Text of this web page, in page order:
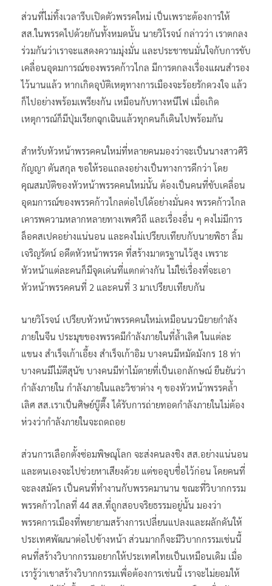
ส่วนที่ไม่ทิ้งเวลารีบเปิดตัวพรรคใหม่ เป็นเพราะต้องการให้
สส.ในพรรคไปด้วยกันทั้งหมดนั้น นายวิโรจน์ กล่าวว่า เราตกลง
ร่วมกันว่าเราจะแสดงความมุ่งมั่น และประชาชนมั่นใจกับการขับ
เคลื่อนอุดมการณ์ของพรรคก้าวไกล มีการตกลงเรื่องแผนสำรอง
ไว้นานแล้ว หากเกิดอุบัติเหตุทางการเมืองจะร้อยรักดวงใจ แล้ว
ก็ไปอย่างพร้อมเพรียงกัน เหมือนกับทางหนีไฟ เมื่อเกิด
เหตุการณ์ก็มีปุ่มเรียกฉุกเฉินแล้วทุกคนก็เดินไปพร้อมกัน
สำหรับหัวหน้าพรรคคนใหม่ที่หลายคนมองว่าจะเป็นนางสาวศิริ
กัญญา ตันสกุล ขอให้รอแถลงอย่างเป็นทางการดีกว่า โดย
คุณสมบัติของหัวหน้าพรรคคนใหม่นั้น ต้องเป็นคนที่ขับเคลื่อน
อุดมการณ์ของพรรคก้าวไกลต่อไปได้อย่างมั่นคง พรรคก้าวไกล
เคารพความหลากหลายทางเพศวิถี และเรื่องอื่น ๆ คงไม่มีการ
ล็อคสเปคอย่างแน่นอน และคงไม่เปรียบเทียบกับนายพิธา ลิ้ม
เจริญรัตน์ อดีตหัวหน้าพรรค ที่สร้างมาตรฐานไว้สูง เพราะ
หัวหน้าแต่ละคนก็มีจุดเด่นที่แตกต่างกัน ไม่ใช่เรื่องที่จะเอา
หัวหน้าพรรคคนที่ 2 และคนที่ 3 มาเปรียบเทียบกัน
นายวิโรจน์ เปรียบหัวหน้าพรรคคนใหม่เหมือนนวนิยายกำลัง
ภายในจีน ประมุขของพรรคมีกำลังภายในที่ล้ำเลิศ ในแต่ละ
แขนง สำเร็จเก้าเอี้ยง สำเร็จเก้าอิม บางคนมีหมัดมังกร 18 ท่า
บางคนมีไม้ตีสุนัข บางคนมีท่าไม้ตายที่เป็นเอกลักษณ์ ยืนยันว่า
กำลังภายใน กำลังภายในและวิชาต่าง ๆ ของหัวหน้าพรรคล้ำ
เลิศ สส.เราเป็นศิษย์บู๊ตึ๊ง ได้รับการถ่ายทอดกำลังภายในไม่ต้อง
ห่วงว่ากำลังภายในจะถดถอย
ส่วนการเลือกตั้งซ่อมพิษณุโลก จะส่งคนลงชิง สส.อย่างแน่นอน
และตนเองจะไปช่วยหาเสียงด้วย แต่ขออุบชื่อไว้ก่อน โดยคนที่
จะลงสมัคร เป็นคนที่ทำงานกับพรรคมานาน ขณะที่วิบากกรรม
พรรคก้าวไกลที่ 44 สส.ที่ถูกสอบจริยธรรมอยู่นั้น มองว่า
พรรคการเมืองที่พยายามสร้างการเปลี่ยนแปลงและผลักดันให้
ประเทศพัฒนาต่อไปข้างหน้า ส่วนมากก็จะมีวิบากกรรมเช่นนี้
คนที่สร้างวิบากกรรมอยากให้ประเทศไทยเป็นเหมือนเดิม เมื่อ
เรารู้ว่าเขาสร้างวิบากกรรมเพื่อต้องการเช่นนี้ เราจะไม่ยอมให้